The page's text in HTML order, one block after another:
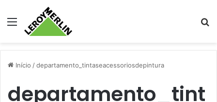
Menu
Início /departamento_tintaseacessoriosdepintura
departamento_tint